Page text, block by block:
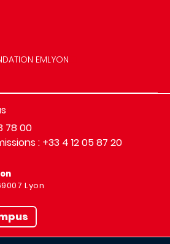
EMLYON
78 00
: +33 4 12 05 87 20
Lyon